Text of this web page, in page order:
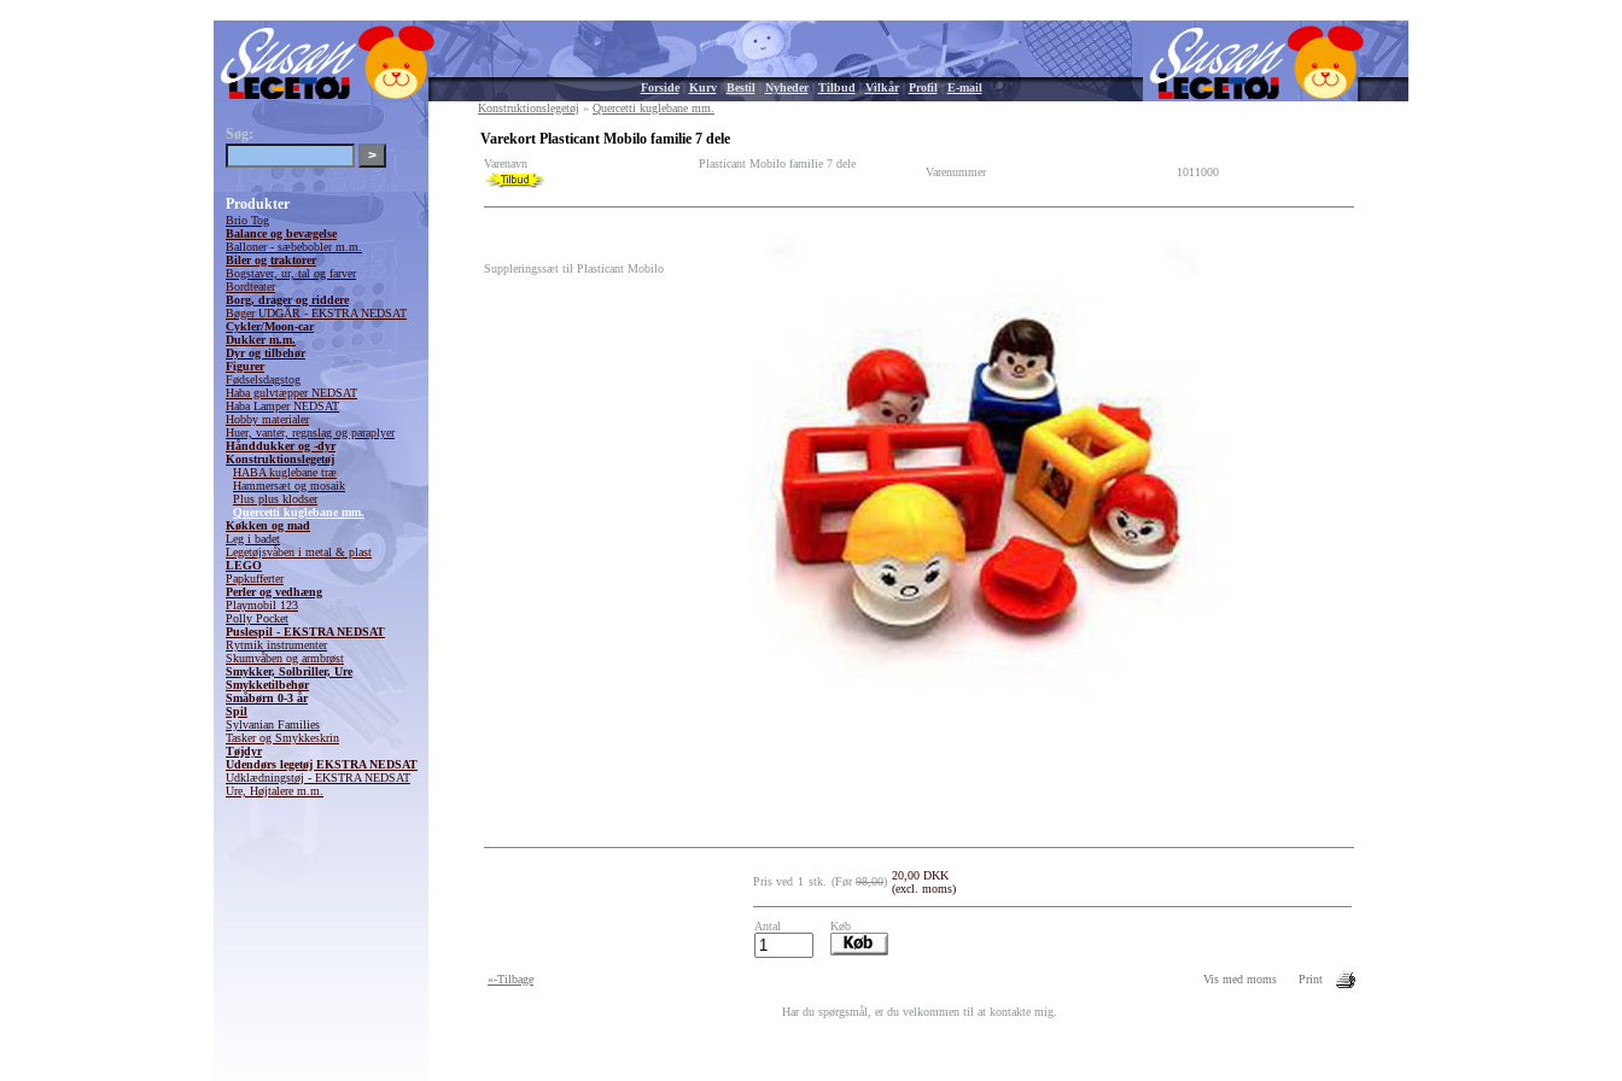
Forside| Kurv| Bestil| Nyheder| Tilbud |Vilkår| Profil| E-mail
Søg:
Produkter
Brio Tog
Balance og bevægelse
Balloner - sæbebobler m.m.
Biler og traktorer
Bogstaver, ur, tal og farver
Bordteater
Borg, drager og riddere
Bøger UDGÅR - EKSTRA NEDSAT
Cykler/Moon-car
Dukker m.m.
Dyr og tilbehør
Figurer
Fødselsdagstog
Haba gulvtæpper NEDSAT
Haba Lamper NEDSAT
Hobby materialer
Huer, vanter, regnslag og paraplyer
Hånddukker og -dyr
Konstruktionslegetøj
HABA kuglebane træ
Hammersæt og mosaik
Plus plus klodser
Quercetti kuglebane mm.
Køkken og mad
Leg i badet
Legetøjsvåben i metal & plast
LEGO
Papkufferter
Perler og vedhæng
Playmobil 123
Polly Pocket
Puslespil - EKSTRA NEDSAT
Rytmik instrumenter
Skumvåben og armbrøst
Smykker, Solbriller, Ure
Smykketilbehør
Småbørn 0-3 år
Spil
Sylvanian Families
Tasker og Smykkeskrin
Tøjdyr
Udendørs legetøj EKSTRA NEDSAT
Udklædningstøj - EKSTRA NEDSAT
Ure, Højtalere m.m.
Konstruktionslegetøj » Quercetti kuglebane mm.
Varekort Plasticant Mobilo familie 7 dele
Varenavn Plasticant Mobilo familie 7 dele
Varenummer 1011000
Suppleringssæt til Plasticant Mobilo
Pris ved 1 stk. (Før98,00) 20,00 DKK
(excl. moms)
Antal Køb
«-Tilbage Vis med moms Print
Har du spørgsmål, er du velkommen til at kontakte mig.